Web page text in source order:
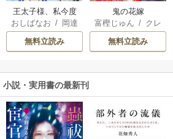
王太子様、私今度
こそあなたに殺さ
れたくないんで
す！ ～聖女に嵌め
二度目は串刺し回
避します！～
おしばなお / 岡達
英茉
/ 先崎真琴
無料立読み
鬼の花嫁
富樫じゅん / クレ
ハ
無料立読み
小説・実用書の最新刊